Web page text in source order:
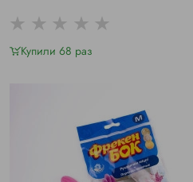
Купили 68 раз